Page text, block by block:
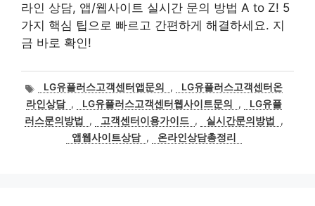
라인 상담, 앱/웹사이트 실시간 문의 방법 A to Z! 5
가지 핵심 팁으로 빠르고 간편하게 해결하세요. 지
금 바로 확인!
태
그
LG유플러스고객센터앱문의 ,
LG유플러스고객센터온
라인상담 , LG유플러스고객센터웹사이트문의 ,
LG유플
러스문의방법
, 고객센터이용가이드 , 실시간문의방법
,
앱웹사이트상담 , 온라인상담총정리